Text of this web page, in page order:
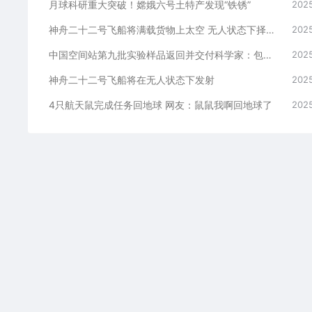
月球科研重大突破！嫦娥六号土特产发现“铁锈”
神舟二十二号飞船将满载货物上太空 无人状态下择机发射
中国空间站第九批实验样品返回并交付科学家：包含四只太空小鼠
神舟二十二号飞船将在无人状态下发射
4只航天鼠完成任务回地球 网友：鼠鼠我啊回地球了